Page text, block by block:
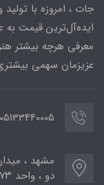
جات ، امروزه با
ایده‌آل‌ترین قیمت به
معرفی هرچه بیشتر
عزیزمان سهمی
05133440005
دو ، واحد ۷۷۳